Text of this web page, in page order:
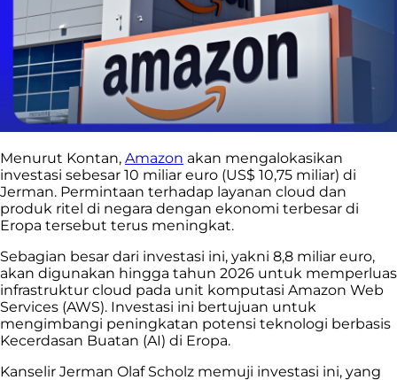
Menurut Kontan, Amazon akan mengalokasikan
investasi sebesar 10 miliar euro (US$ 10,75 miliar) di
Jerman. Permintaan terhadap layanan cloud dan
produk ritel di negara dengan ekonomi terbesar di
Eropa tersebut terus meningkat.
Sebagian besar dari investasi ini, yakni 8,8 miliar euro,
akan digunakan hingga tahun 2026 untuk memperluas
infrastruktur cloud pada unit komputasi Amazon Web
Services (AWS). Investasi ini bertujuan untuk
mengimbangi peningkatan potensi teknologi berbasis
Kecerdasan Buatan (AI) di Eropa.
Kanselir Jerman Olaf Scholz memuji investasi ini, yang